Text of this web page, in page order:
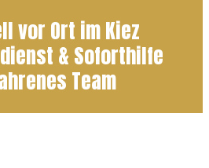
vor Ort im Kiez
& Soforthilfe
Team